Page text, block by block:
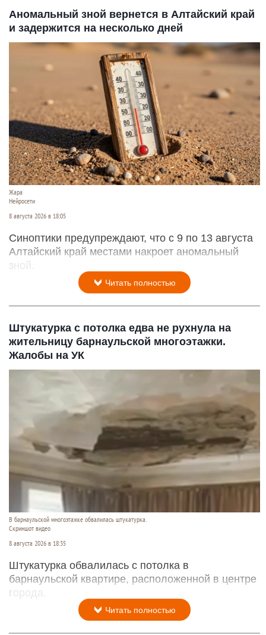
Аномальный зной вернется в Алтайский край
и задержится на несколько дней
Жара
Нейросети
8 августа 2026 в 18:05
Синоптики предупреждают, что с 9 по 13 августа
Алтайский край местами накроет аномальный
зной.
Читать полностью
Штукатурка с потолка едва не рухнула на
жительницу барнаульской многоэтажки.
Жалобы на УК
В барнаульской многоэтажке обвалилась штукатурка.
Скриншот видео
8 августа 2026 в 18:35
Штукатурка обвалилась с потолка в
барнаульской квартире, расположенной в центре
города.
Читать полностью